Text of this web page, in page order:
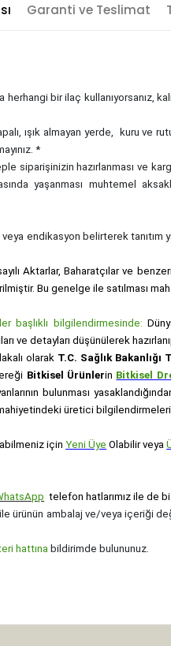
Garanti ve Teslimat
bir ilaç kullanıyorsanız,
ışık almayan yerde, kuru ve
*
siparişinizin hazırlanması ve
yaşanması muhtemel
endikasyon belirterek
Aktarlar, Baharatçılar ve
Bu genelge ile satılması
başlıklı bilgilendirmesinde:
ve detayları düşünülerek
olarak T.C. Sağlık
Bitkisel Ürünlerin Bitkisel
bulunması
mahiyetindeki üretici
içinYeni Üye Olabilir veya
telefon hatlarımız ile de
ürünün ambalaj ve/veya içeriği
hattına bildirimde bulununuz.